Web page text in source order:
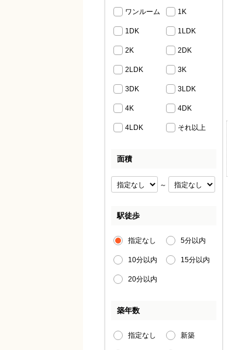
ワンルーム 1K
1DK 1LDK
2K 2DK
2LDK 3K
3DK 3LDK
4K 4DK
4LDK それ以上
面積
～
駅徒歩
指定なし 5分以内
10分以内 15分以内
20分以内
築年数
指定なし 新築